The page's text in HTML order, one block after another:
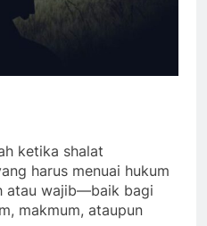
ketika shalat
harus menuai hukum
atau wajib—baik bagi
makmum, ataupun